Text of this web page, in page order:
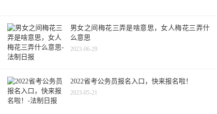
男女之间梅花三弄是啥意思，女人梅花三弄什
么意思
2023-06-29
2022省考公务员报名入口，快来报名啦！
2023-05-21